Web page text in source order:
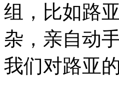
组，比如路
杂，亲自动
我们对路亚